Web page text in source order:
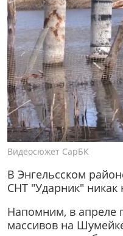
Видеосюжет СарБК
В Энгельсском
СНТ "Ударник" никак
Напомним, в апреле
массивов на